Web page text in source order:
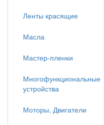
Ленты красящие
Масла
Мастер-пленки
Многофункциональные
устройства
Моторы, Двигатели